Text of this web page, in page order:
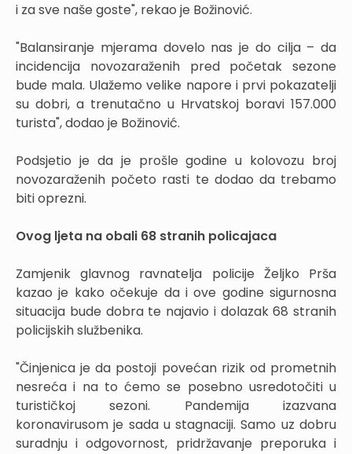
i za sve naše goste", rekao je Božinović.
"Balansiranje mjerama dovelo nas je do cilja – da
incidencija novozaraženih pred početak sezone
bude mala. Ulažemo velike napore i prvi pokazatelji
su dobri, a trenutačno u Hrvatskoj boravi 157.000
turista", dodao je Božinović.
Podsjetio je da je prošle godine u kolovozu broj
novozaraženih početo rasti te dodao da trebamo
biti oprezni.
Ovog ljeta na obali 68 stranih policajaca
Zamjenik glavnog ravnatelja policije Željko Prša
kazao je kako očekuje da i ove godine sigurnosna
situacija bude dobra te najavio i dolazak 68 stranih
policijskih službenika.
"Činjenica je da postoji povećan rizik od prometnih
nesreća i na to ćemo se posebno usredotočiti u
turističkoj sezoni. Pandemija izazvana
koronavirusom je sada u stagnaciji. Samo uz dobru
suradnju i odgovornost, pridržavanje preporuka i